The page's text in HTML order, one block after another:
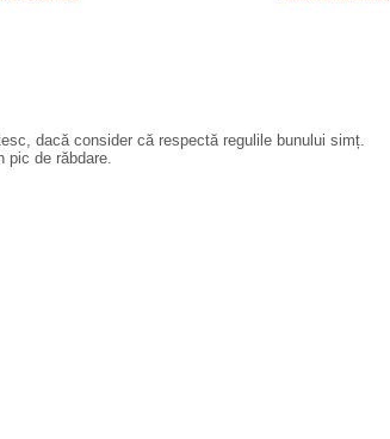
dacă consider că respectă regulile bunului simț.
pic de răbdare.